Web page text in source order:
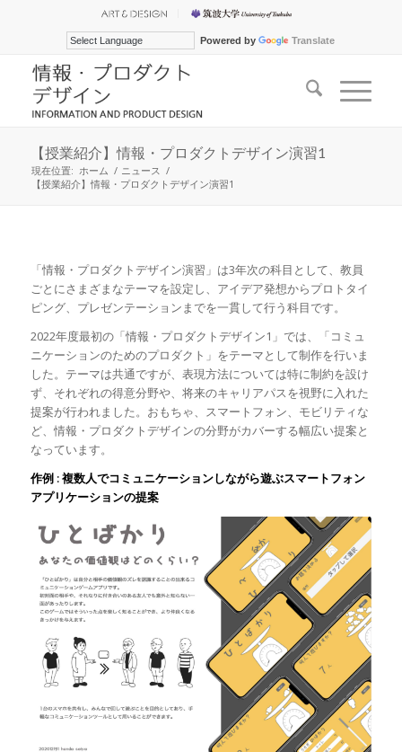
Powered by Translate
【授業紹介】情報・プロダクトデザイン演習1
現在位置: ホーム / ニュース /
【授業紹介】情報・プロダクトデザイン演習1
「情報・プロダクトデザイン演習」は3年次の科目として、教員
ごとにさまざまなテーマを設定し、アイデア発想からプロトタイ
ピング、プレゼンテーションまでを一貫して行う科目です。
2022年度最初の「情報・プロダクトデザイン1」では、「コミュ
ニケーションのためのプロダクト」をテーマとして制作を行いま
した。テーマは共通ですが、表現方法については特に制約を設け
ず、それぞれの得意分野や、将来のキャリアパスを視野に入れた
提案が行われました。おもちゃ、スマートフォン、モビリティな
ど、情報・プロダクトデザインの分野がカバーする幅広い提案と
なっています。
作例 : 複数人でコミュニケーションしながら遊ぶスマートフォン
アプリケーションの提案